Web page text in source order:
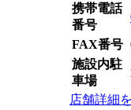
携帯電話
番号
FAX番号
施設内駐
車場
店舗詳細